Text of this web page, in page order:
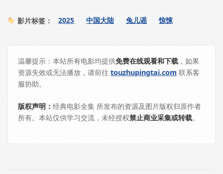
影片标签： 2025 中国大陆 兔儿谣 惊悚
温馨提示：本站所有电影均提供免费在线观看和下载 ，如果
资源失效或无法播放，请前往 touzhupingtai.com 联系客
服协助。
版权声明： 经典电影全集 所发布的资源及图片版权归原作者
所有。本站仅供学习交流，未经授权禁止商业采集或转载。